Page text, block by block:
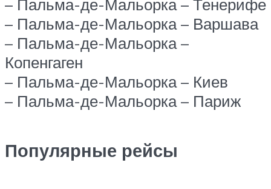
– Пальма-де-Мальорка – Тенерифе
– Пальма-де-Мальорка – Варшава
– Пальма-де-Мальорка –
Копенгаген
– Пальма-де-Мальорка – Киев
– Пальма-де-Мальорка – Париж
Популярные рейсы